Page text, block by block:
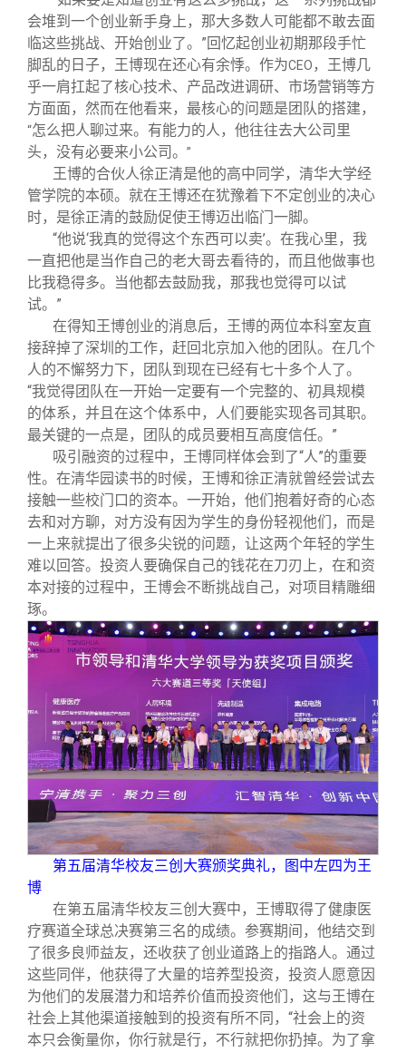
会堆到一个创业新手身上，那大多数人可能都不敢去面
临这些挑战、开始创业了。”回忆起创业初期那段手忙
脚乱的日子，王博现在还心有余悸。作为CEO ，王博几
乎一肩扛起了核心技术、产品改进调研、市场营销等方
方面面，然而在他看来，最核心的问题是团队的搭建，
“怎么把人聊过来。有能力的人，他往往去大公司里
头，没有必要来小公司。 ”
王博的合伙人徐正清是他的高中同学，清华大学经
管学院的本硕。就在王博还在犹豫着下不定创业的决心
时，是徐正清的鼓励促使王博迈出临门一脚。
“他说‘我真的觉得这个东西可以卖’。在我心里，我
一直把他是当作自己的老大哥去看待的，而且他做事也
比我稳得多。当他都去鼓励我，那我也觉得可以试
试。”
在得知王博创业的消息后，王博的两位本科室友直
接辞掉了深圳的工作，赶回北京加入他的团队。在几个
人的不懈努力下，团队到现在已经有七十多个人了。
“我觉得团队在一开始一定要有一个完整的、初具规模
的体系，并且在这个体系中，人们要能实现各司其职。
最关键的一点是，团队的成员要相互高度信任。”
吸引融资的过程中，王博同样体会到了“人”的重要
性。在清华园读书的时候，王博和徐正清就曾经尝试去
接触一些校门口的资本。一开始，他们抱着好奇的心态
去和对方聊，对方没有因为学生的身份轻视他们，而是
一上来就提出了很多尖锐的问题，让这两个年轻的学生
难以回答。投资人要确保自己的钱花在刀刃上，在和资
本对接的过程中，王博会不断挑战自己，对项目精雕细
琢。
第五届清华校友三创大赛颁奖典礼，图中左四为王
博
在第五届清华校友三创大赛中，王博取得了健康医
疗赛道全球总决赛第三名的成绩。参赛期间，他结交到
了很多良师益友，还收获了创业道路上的指路人。通过
这些同伴，他获得了大量的培养型投资，投资人愿意因
为他们的发展潜力和培养价值而投资他们，这与王博在
社会上其他渠道接触到的投资有所不同，“社会上的资
本只会衡量你，你行就是行，不行就把你扔掉。为了拿